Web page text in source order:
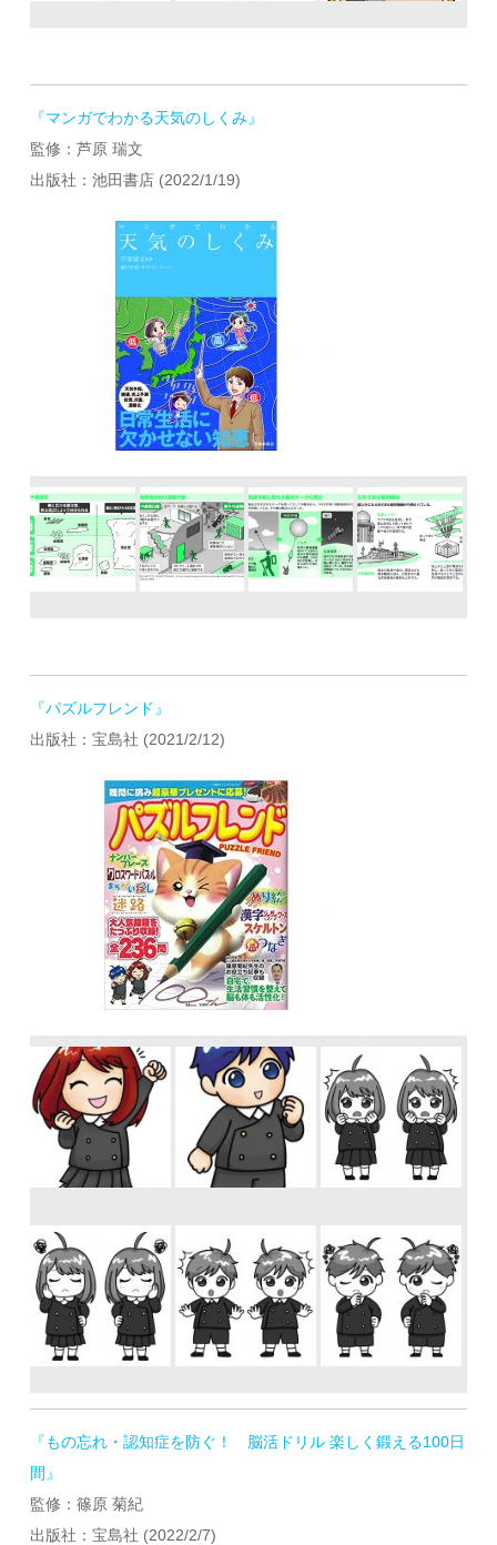
『マンガでわかる天気のしくみ』
監修：芦原 瑞文
出版社：池田書店 (2022/1/19)
『パズルフレンド』
出版社：宝島社 (2021/2/12)
『もの忘れ・認知症を防ぐ！ 脳活ドリル 楽しく鍛える100日
間』
監修：篠原 菊紀
出版社：宝島社 (2022/2/7)